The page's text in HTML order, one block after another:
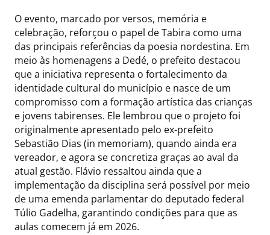
O evento, marcado por versos, memória e
celebração, reforçou o papel de Tabira como uma
das principais referências da poesia nordestina. Em
meio às homenagens a Dedé, o prefeito destacou
que a iniciativa representa o fortalecimento da
identidade cultural do município e nasce de um
compromisso com a formação artística das crianças
e jovens tabirenses. Ele lembrou que o projeto foi
originalmente apresentado pelo ex-prefeito
Sebastião Dias (in memoriam), quando ainda era
vereador, e agora se concretiza graças ao aval da
atual gestão. Flávio ressaltou ainda que a
implementação da disciplina será possível por meio
de uma emenda parlamentar do deputado federal
Túlio Gadelha, garantindo condições para que as
aulas comecem já em 2026.